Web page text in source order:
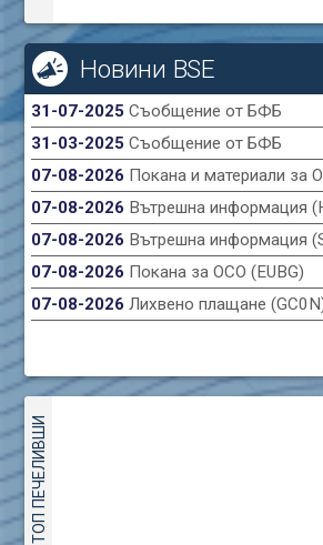
Новини BSE
31-07-2025Съобщение от БФБ
31-03-2025Съобщение от БФБ
07-08-2026 Покана и материали за
07-08-2026 Вътрешна информация
07-08-2026 Вътрешна информация
07-08-2026 Покана за ОСО (EUBG)
07-08-2026Лихвено плащане
ТОП ПЕЧЕЛИВШИ